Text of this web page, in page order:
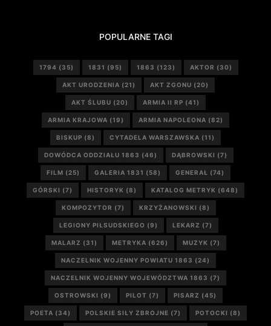
POPULARNE TAGI
1794 (35) 1831 (95) 1863 (123) AKTOR (30)
AKT URODZENIA (21) AKT ZGONU (20)
AKT ŚLUBU (20) ARMIA II RP (41)
ARMIA KRAJOWA (19) ARMIA NAPOLEONA (82)
BISKUP (8) CYTADELA WARSZAWSKA (11)
DOWÓDCA ODDZIAŁU 1863 (46) DĄBROWSKI (7)
FILM (25) GALERIA 1831 (58) GENERAŁ (74)
GÓRSKI (7) HISTORYK (8) KATALOG METRYK (648)
KOMPOZYTOR (7) KRZYŻANOWSKI (8)
LEGIONY PIŁSUDSKIEGO (9) LEKARZ (7)
MALARZ (31) METRYKA (626) MUZYK (7)
NACZELNIK WOJENNY POWIATU 1863 (24)
NACZELNIK WOJENNY WOJEWÓDZTWA 1863 (7)
OSTROWSKI (9) PILOT (7) PISARZ (45)
POETA (34) POLSKIE SIŁY ZBROJNE (7) POTOCKI (8)